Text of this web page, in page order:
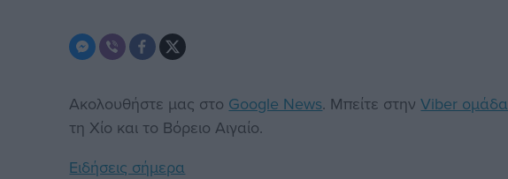
Ακολουθήστε μας στο Google News. Μπείτε στηνViber ομάδα
τη Χίο και το Βόρειο Αιγαίο.
Ειδήσεις σήμερα